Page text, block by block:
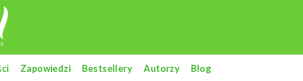
Zapowiedzi Bestsellery Autorzy Blog